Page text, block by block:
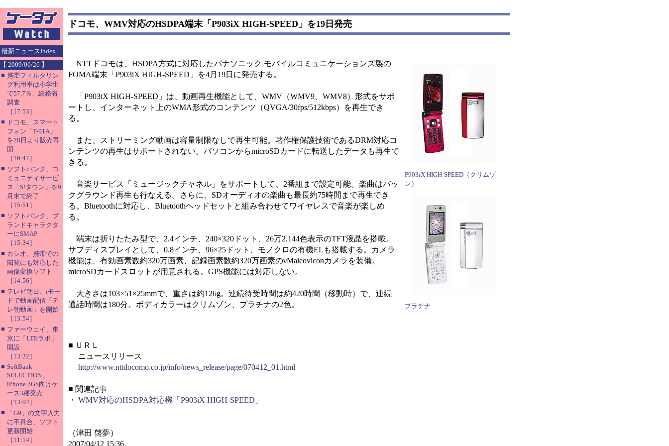
最新ニュースIndex
【 2009/06/26 】
■ 携帯フィルタリン
グ利用率は小学生
で57.7％、総務省
調査
［17:53］
■ ドコモ、スマート
フォン「T-01A」
を28日より販売再
開
［16:47］
■ ソフトバンク、コ
ミュニティサービ
ス「S!タウン」を9
月末で終了
［15:51］
■ ソフトバンク、ブ
ランドキャラクタ
ーにSMAP
［15:34］
■ カシオ、携帯での
閲覧にも対応した
画像変換ソフト
［14:56］
■ テレビ朝日、iモー
ドで動画配信「テ
レ朝動画」を開始
［13:54］
■ ファーウェイ、東
京に「LTEラボ」
開設
［13:22］
■ SoftBank
SELECTION、
iPhone 3GS向けケ
ース3種発売
［13:04］
■
「G9」の文字入力
に不具合、ソフト
更新開始
［11:14］
ドコモ、WMV対応のHSDPA端末「P903iX HIGH-SPEED」を19日発売
P903iX HIGH-SPEED（クリムゾ
ン）
プラチナ
NTTドコモは、HSDPA方式に対応したパナソニック モバイルコミュニケーションズ製の
FOMA端末「P903iX HIGH-SPEED」を4月19日に発売する。
「P903iX HIGH-SPEED」は、動画再生機能として、WMV（WMV9、WMV8）形式をサポ
ートし、インターネット上のWMA形式のコンテンツ（QVGA/30fps/512kbps）を再生でき
る。
また、ストリーミング動画は容量制限なしで再生可能。著作権保護技術であるDRM対応コ
ンテンツの再生はサポートされない。パソコンからmicroSDカードに転送したデータも再生で
きる。
音楽サービス「ミュージックチャネル」をサポートして、2番組まで設定可能。楽曲はバッ
クグラウンド再生も行なえる。さらに、SDオーディオの楽曲も最長約75時間まで再生でき
る。Bluetoothに対応し、Bluetoothヘッドセットと組み合わせてワイヤレスで音楽が楽しめ
る。
端末は折りたたみ型で、2.4インチ、240×320ドット、26万2,144色表示のTFT液晶を搭載。
サブディスプレイとして、0.8インチ、96×25ドット、モノクロの有機ELも搭載する。カメラ
機能は、有効画素数約320万画素、記録画素数約320万画素のνMaicoviconカメラを装備。
microSDカードスロットが用意される。GPS機能には対応しない。
大きさは103×51×25mmで、重さは約126g。連続待受時間は約420時間（移動時）で、連続
通話時間は180分。ボディカラーはクリムゾン、プラチナの2色。
■ ＵＲＬ
ニュースリリース
http://www.nttdocomo.co.jp/info/news_release/page/070412_01.html
■ 関連記事
・ WMV対応のHSDPA対応機「P903iX HIGH-SPEED」
（津田 啓夢）
2007/04/12 15:36